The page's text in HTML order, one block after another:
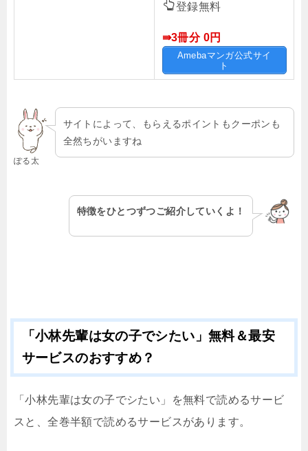
登録無料
⇛3冊分 0円
Amebaマンガ公式サイ
ト
ぽる太
サイトによって、もらえるポイントもクーポンも
全然ちがいますね
特徴をひとつずつご紹介していくよ！
「小林先輩は女の子でシたい」無料＆最安
サービスのおすすめ？
「小林先輩は女の子でシたい」を無料で読めるサービ
スと、全巻半額で読めるサービスがあります。